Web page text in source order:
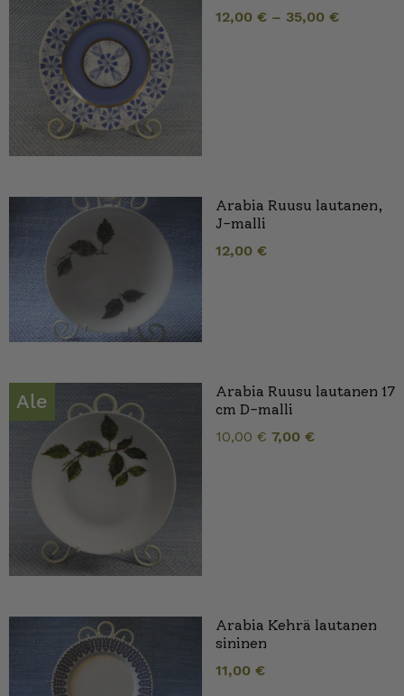
12,00 € – 35,00 €
Arabia Ruusu lautanen,
J-malli
12,00 €
Ale
Arabia Ruusu lautanen 17
cm D-malli
10,00 € 7,00 €Nykyinen
Arabia Kehrä lautanen
sininen
11,00 €